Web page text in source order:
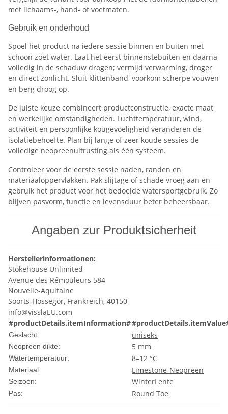
met lichaams-, hand- of voetmaten.
Gebruik en onderhoud
Spoel het product na iedere sessie binnen en buiten met
schoon zoet water. Laat het eerst binnenstebuiten en daarna
volledig in de schaduw drogen; vermijd verwarming, droger
en direct zonlicht. Sluit klittenband, voorkom scherpe vouwen
en berg droog op.
De juiste keuze combineert productconstructie, exacte maat
en werkelijke omstandigheden. Luchttemperatuur, wind,
activiteit en persoonlijke kougevoeligheid veranderen de
isolatiebehoefte. Plan bij lange of zeer koude sessies de
volledige neopreenuitrusting als één systeem.
Controleer voor de eerste sessie naden, randen en
materiaaloppervlakken. Pak slijtage of schade vroeg aan en
gebruik het product voor het bedoelde watersportgebruik. Zo
blijven pasvorm, functie en levensduur beter beheersbaar.
Angaben zur Produktsicherheit
Herstellerinformationen:
Stokehouse Unlimited
Avenue des Rémouleurs 584
Nouvelle-Aquitaine
Soorts-Hossegor, Frankreich, 40150
info@visslaEU.com
#productDetails.itemInformation#
Geslacht: uniseks
Neopreen dikte: 5 mm
Watertemperatuur: 8–12 °C
Materiaal: Limestone-Neopreen
Seizoen: WinterLente
Pas: Round Toe